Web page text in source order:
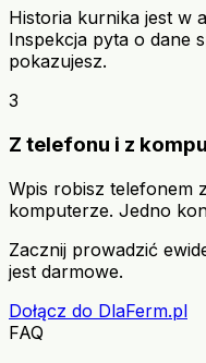
Historia kurnika jest w
Inspekcja pyta o dane
pokazujesz.
3
Z telefonu i z
Wpis robisz telefonem
komputerze. Jedno
Zacznij prowadzić
jest darmowe.
Dołącz do DlaFerm.pl
FAQ